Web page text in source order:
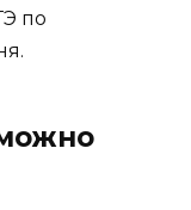
по